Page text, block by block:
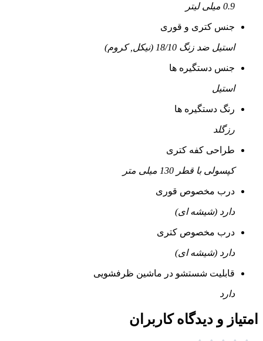
0.9 میلی لیتر
جنس کتری و قوری
استیل ضد زنگ 18/10 (نیکل, کروم)
جنس دستگیره ها
استیل
رنگ دستگیره ها
رزگلد
طراحی کفه کتری
کپسولی با قطر 130 میلی متر
درب مخصوص قوری
دارد (شیشه ای)
درب مخصوص کتری
دارد (شیشه ای)
قابلیت شستشو در ماشین ظرفشویی
دارد
امتیاز و دیدگاه کاربران